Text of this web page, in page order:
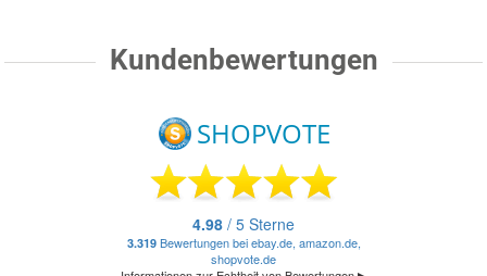
Kundenbewertungen